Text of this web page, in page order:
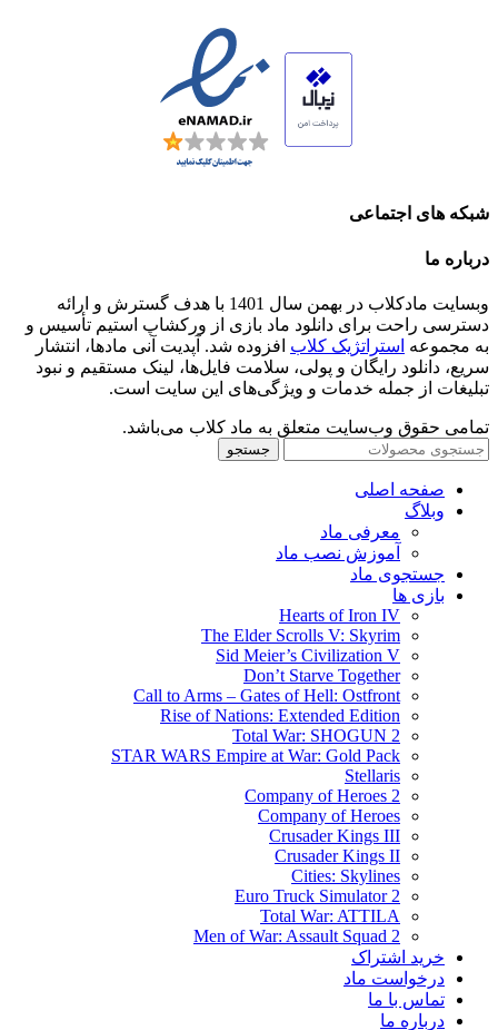
شبکه های اجتماعی
درباره ما
وبسایت مادکلاب در بهمن سال 1401 با هدف گسترش و ارائه
دسترسی راحت برای دانلود ماد بازی از ورکشاپ استیم تأسیس و
به مجموعه استراتژیک کلاب افزوده شد. آپدیت آنی مادها، انتشار
سریع، دانلود رایگان و پولی، سلامت فایل‌ها، لینک مستقیم و نبود
تبلیغات از جمله خدمات و ویژگی‌های این سایت است.
تمامی حقوق وب‌سایت متعلق به ماد کلاب می‌باشد.
جستجو
صفحه اصلی
وبلاگ
معرفی ماد
آموزش نصب ماد
جستجوی ماد
بازی ها
Hearts of Iron IV
The Elder Scrolls V: Skyrim
Sid Meier’s Civilization V
Don’t Starve Together
Call to Arms – Gates of Hell: Ostfront
Rise of Nations: Extended Edition
Total War: SHOGUN 2
STAR WARS Empire at War: Gold Pack
Stellaris
Company of Heroes 2
Company of Heroes
Crusader Kings III
Crusader Kings II
Cities: Skylines
Euro Truck Simulator 2
Total War: ATTILA
Men of War: Assault Squad 2
خرید اشتراک
درخواست ماد
تماس با ما
درباره ما